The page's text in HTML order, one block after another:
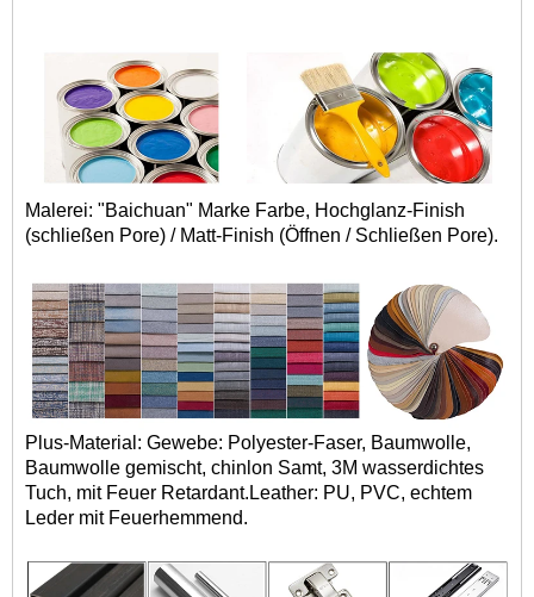
Malerei: "Baichuan" Marke Farbe, Hochglanz-Finish
(schließen Pore) / Matt-Finish (Öffnen / Schließen Pore).
Plus-Material: Gewebe: Polyester-Faser, Baumwolle,
Baumwolle gemischt, chinlon Samt, 3M wasserdichtes
Tuch, mit Feuer Retardant.Leather: PU, PVC, echtem
Leder mit Feuerhemmend.